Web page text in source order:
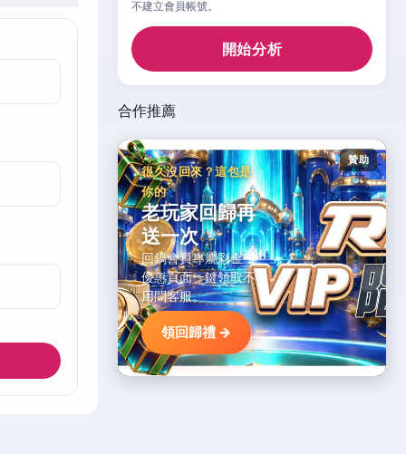
不建立會員帳號。
開始分析
合作推薦
贊助
很久沒回來？這包是
你的
老玩家回歸再
送一次
回鍋會員專屬彩金，
優惠頁面一鍵領取不
用問客服。
領回歸禮 →